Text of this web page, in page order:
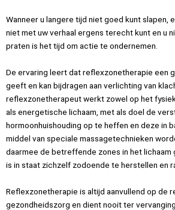
Wanneer u langere tijd niet goed kunt slapen,
niet met uw verhaal ergens terecht kunt en u
praten is het tijd om actie te ondernemen.
De ervaring leert dat reflexzonetherapie een
geeft en kan bijdragen aan verlichting van
reflexzonetherapeut werkt zowel op het
als energetische lichaam, met als doel de
hormoonhuishouding op te heffen en deze in
middel van speciale massagetechnieken
daarmee de betreffende zones in het lichaam
is in staat zichzelf zodoende te herstellen en
Reflexzonetherapie is altijd aanvullend op de
gezondheidszorg en dient nooit ter